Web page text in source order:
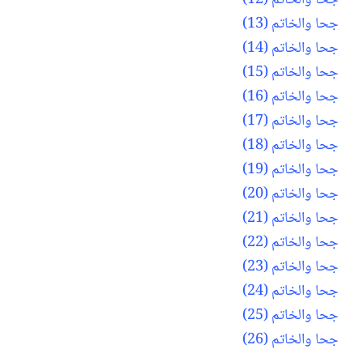
جحا والخاتم (13)
جحا والخاتم (14)
جحا والخاتم (15)
جحا والخاتم (16)
جحا والخاتم (17)
جحا والخاتم (18)
جحا والخاتم (19)
جحا والخاتم (20)
جحا والخاتم (21)
جحا والخاتم (22)
جحا والخاتم (23)
جحا والخاتم (24)
جحا والخاتم (25)
جحا والخاتم (26)